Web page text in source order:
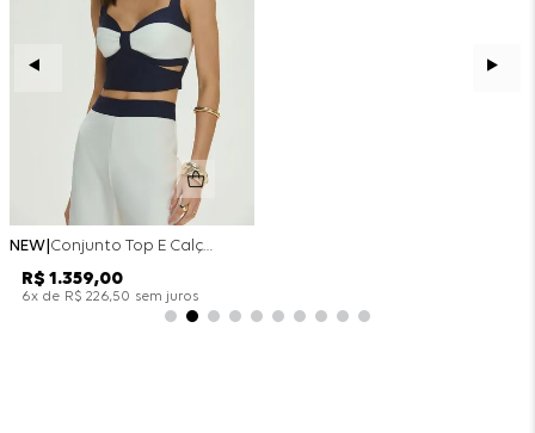
NEW Conjunto Top E Calça Wide Leg Bicolor Alfaitaria - Off White
R$ 1 .359,00
6x de R$ 226,50 sem juros